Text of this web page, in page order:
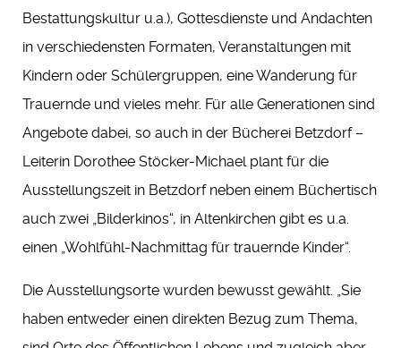
Bestattungskultur u.a.), Gottesdienste und Andachten
in verschiedensten Formaten, Veranstaltungen mit
Kindern oder Schülergruppen, eine Wanderung für
Trauernde und vieles mehr. Für alle Generationen sind
Angebote dabei, so auch in der Bücherei Betzdorf –
Leiterin Dorothee Stöcker-Michael plant für die
Ausstellungszeit in Betzdorf neben einem Büchertisch
auch zwei „Bilderkinos“, in Altenkirchen gibt es u.a.
einen „Wohlfühl-Nachmittag für trauernde Kinder“.
Die Ausstellungsorte wurden bewusst gewählt. „Sie
haben entweder einen direkten Bezug zum Thema,